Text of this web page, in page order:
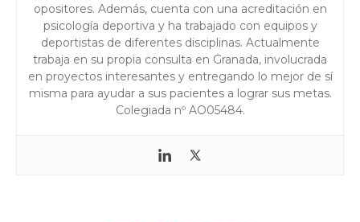
opositores. Además, cuenta con una acreditación en
psicología deportiva y ha trabajado con equipos y
deportistas de diferentes disciplinas. Actualmente
trabaja en su propia consulta en Granada, involucrada
en proyectos interesantes y entregando lo mejor de sí
misma para ayudar a sus pacientes a lograr sus metas.
Colegiada nº AO05484.